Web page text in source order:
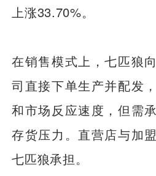
上涨33.70%。
在销售模式上，七匹狼
司直接下单生产并配发
和市场反应速度，但需
存货压力。直营店与加
七匹狼承担。